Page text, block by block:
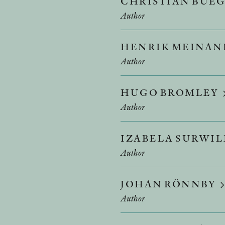
Author
HENRIK
Author
HUGO BROMLEY
Author
IZABELA
Author
JOHAN RÖNNBY
Author